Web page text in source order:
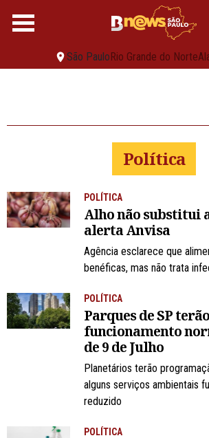
São PauloRio Grande do Norte
Política
POLÍTICA
Alho não substitui
alerta Anvisa
Agência esclarece que
benéficas, mas não trata
POLÍTICA
Parques de SP terão
funcionamento
de 9 de Julho
Planetários terão
alguns serviços ambientais
reduzido
POLÍTICA